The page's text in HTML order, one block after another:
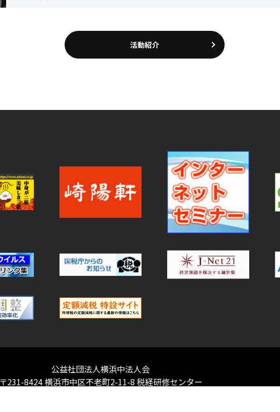
活動紹介
公益社団法人横浜中法人会
〒231-8424 横浜市中区不老町2-11-8 税経研修センター